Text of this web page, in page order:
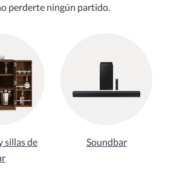
perderte ningún partido.
sillas de
Soundbar